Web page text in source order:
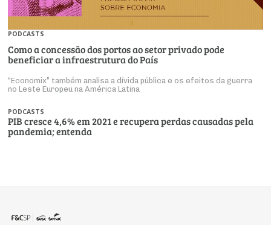
PODCASTS
Como a concessão dos portos ao setor privado pode
beneficiar a infraestrutura do País
“Economix” também analisa a dívida pública e os efeitos da guerra
no Leste Europeu na América Latina
PODCASTS
PIB cresce 4,6% em 2021 e recupera perdas causadas pela
pandemia; entenda